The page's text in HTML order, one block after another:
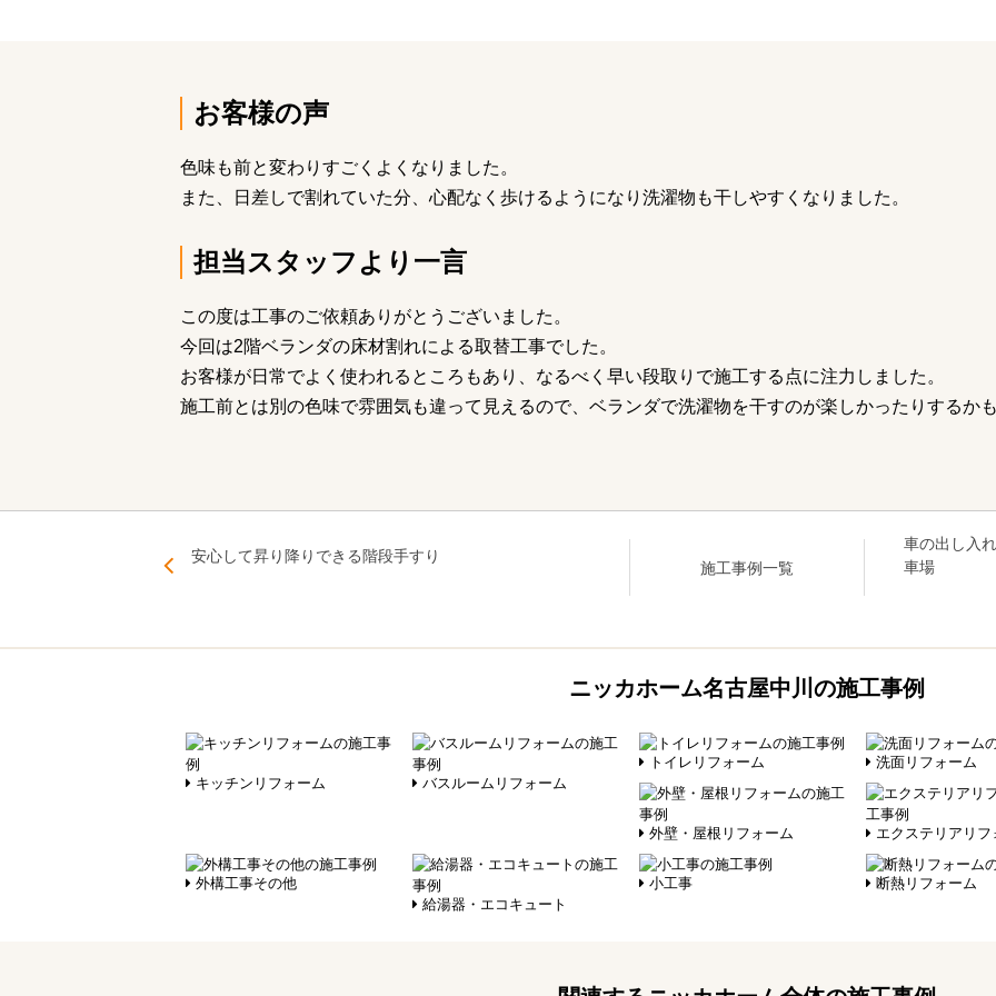
お客様の声
色味も前と変わりすごくよくなりました。
また、日差しで割れていた分、心配なく歩けるようになり洗濯物も干しやすくなりました。
担当スタッフより一言
この度は工事のご依頼ありがとうございました。
今回は2階ベランダの床材割れによる取替工事でした。
お客様が日常でよく使われるところもあり、なるべく早い段取りで施工する点に注力しました。
施工前とは別の色味で雰囲気も違って見えるので、ベランダで洗濯物を干すのが楽しかったりするかも
安心して昇り降りできる階段手すり
車の出し入
車場
施工事例一覧
ニッカホーム名古屋中川の施工事例
キッチンリフォーム バスルームリフォーム
トイレリフォーム 洗面リフォーム
外壁・屋根リフォーム エクステリアリフ
外構工事その他
給湯器・エコキュート
小工事 断熱リフォーム